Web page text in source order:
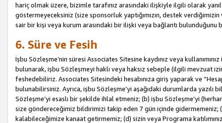
hariç olmak üzere, bizimle tarafınız arasındaki ilişkiyle ilgili olarak
göstermeyeceksiniz (size sponsorluk yaptığımızın, destek
sair bir kişi veya kurum arasındaki bir ilişki veya bağlantı bulunduğunu
6. Süre ve Fesih
İşbu Sözleşme’nin süresi Associates Sitesine kaydınız veya
bulunarak, işbu Sözleşmeyi haklı veya haksız sebeple (ilgili mevzuat
feshedebiliriz. Associates Sitesindeki hesabınıza giriş yaparak ve
bulunabilirsiniz. Ayrıca, işbu Sözleşme’yi aşağıdaki durumlarda yazılı
Sözleşme’yi esaslı bir şekilde ihlal etmeniz; (b) işbu Sözleşme’yi
size göndereceğimiz bildirimizi takip eden 7 gün içinde gidermemeniz;
kalabileceğimize kanaat getirmemiz; (d) sizin veya Programa